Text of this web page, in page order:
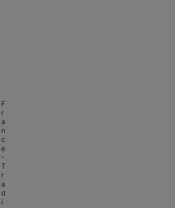
F
r
a
n
c
e
-
T
r
a
d
i